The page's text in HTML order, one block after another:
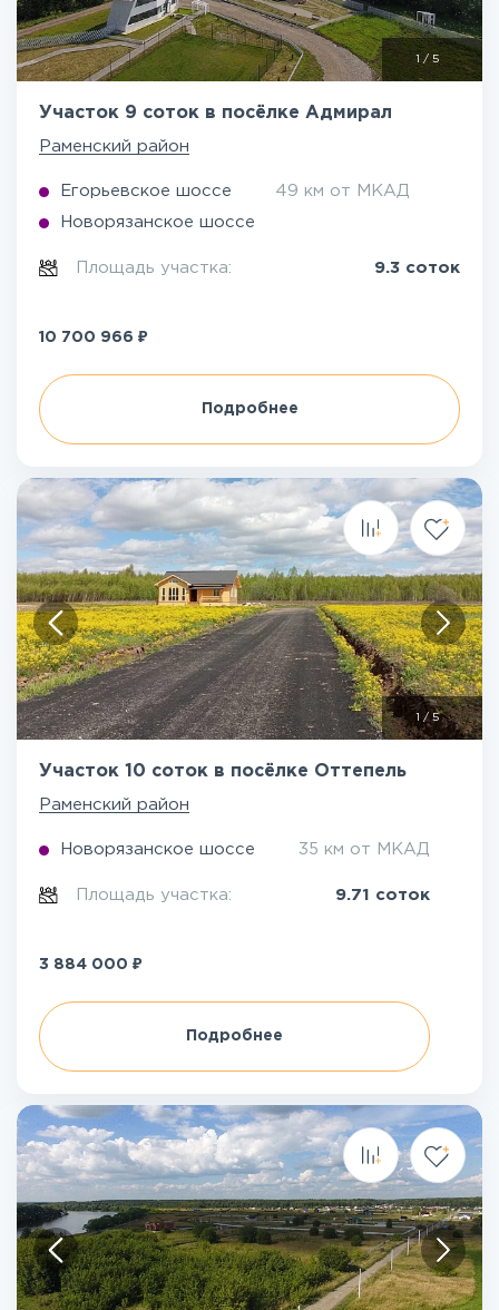
/ 5
Участок 9 соток в посёлке Адмирал
Раменский район
Егорьевское шоссе 49 км от МКАД
Новорязанское шоссе
Площадь участка: 9.3 соток
10 700 966 ₽
Подробнее
/ 5
Участок 10 соток в посёлке Оттепель
Раменский район
Новорязанское шоссе 35 км от МКАД
Площадь участка: 9.71 соток
3 884 000 ₽
Подробнее